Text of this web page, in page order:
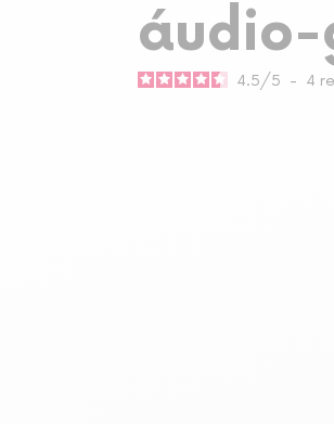
4.5/5 - 4